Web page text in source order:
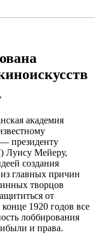
академия
президенту
Луису Мейеру,
создания
главных причин
творцов
от
1920 годов все
лоббирования
и права.